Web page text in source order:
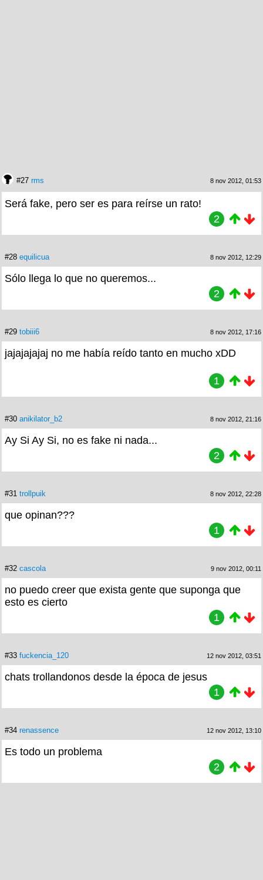
#27 rms 8 nov 2012, 01:53
Será fake, pero ser es para reírse un rato!
2
#28 equilicua 8 nov 2012, 12:29
Sólo llega lo que no queremos...
2
#29 tobiii6 8 nov 2012, 17:16
jajajajajaj no me había reído tanto en mucho xDD
1
#30 anikilator_b2 8 nov 2012, 21:16
Ay Si Ay Si, no es fake ni nada...
2
#31 trollpuik 8 nov 2012, 22:28
que opinan???
1
#32 cascola 9 nov 2012, 00:11
no puedo creer que exista gente que suponga que
esto es cierto
1
#33 fuckencia_120 12 nov 2012, 03:51
chats trollandonos desde la época de jesus
1
#34 renassence 12 nov 2012, 13:10
Es todo un problema
2